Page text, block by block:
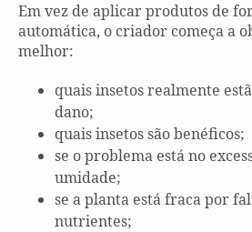
Em vez de aplicar produtos de
automática, o criador começa a
melhor:
quais insetos realmente
dano;
quais insetos são benéficos;
se o problema está no
umidade;
se a planta está fraca por
nutrientes;